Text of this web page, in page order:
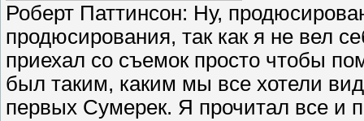
Роберт Паттинсон: Ну,
продюсирования, так как я не вел
приехал со съемок просто чтобы
был таким, каким мы все хотели
первых Сумерек. Я прочитал все и